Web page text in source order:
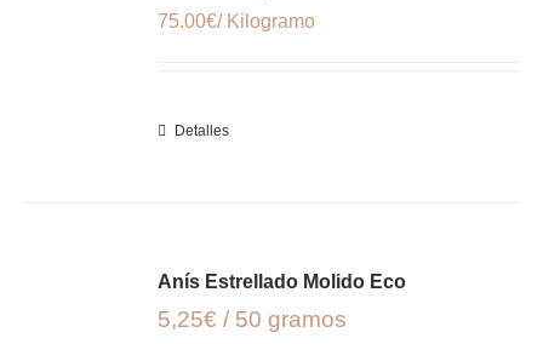
75.00€/ Kilogramo
Detalles
Anís Estrellado Molido Eco
5,25€ / 50 gramos